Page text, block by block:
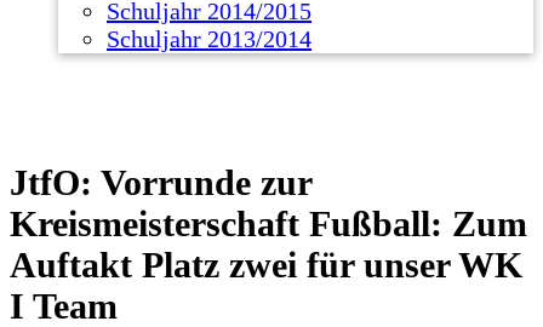
Schuljahr 2014/2015
Schuljahr 2013/2014
JtfO: Vorrunde zur
Kreismeisterschaft Fußball: Zum
Auftakt Platz zwei für unser WK
I Team